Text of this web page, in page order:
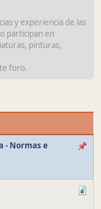
y experiencia de las
participan en
pinturas,
foro.
- Normas e